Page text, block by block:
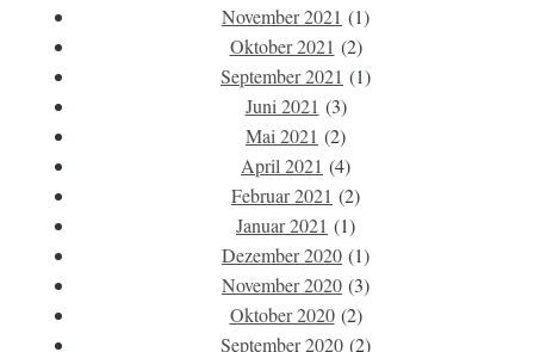
November 2021 (1)
Oktober 2021 (2)
September 2021 (1)
Juni 2021 (3)
Mai 2021 (2)
April 2021 (4)
Februar 2021 (2)
Januar 2021 (1)
Dezember 2020 (1)
November 2020 (3)
Oktober 2020(2)
September 2020 (2)